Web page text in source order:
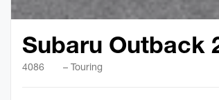
Subaru Outback
4086 – Touring